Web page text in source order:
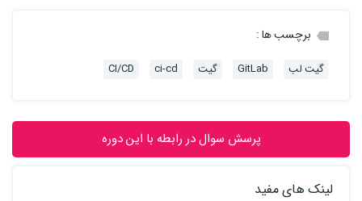
برچسب ها :
گیت لب GitLab گیت ci-cd
CI/CD
پرسش سوال در رابطه با این دوره
لینک های مفید